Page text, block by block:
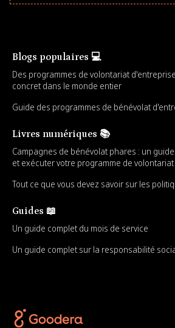
Blogs populaires 💻
Des programmes de volontariat
concret dans le monde entier
Guide des programmes de bénévolat
Livres numériques 📚
Campagnes de bénévolat phares : un
et exécuter votre programme de volontariat
Tout ce que vous devez savoir sur les
Guides 📖
Un guide complet du mois de service
Un guide complet sur la responsabilité